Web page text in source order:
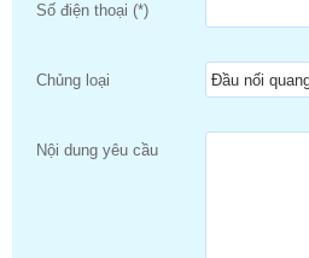
Số điện thoại (*)
Chủng loại
Nội dung yêu cầu